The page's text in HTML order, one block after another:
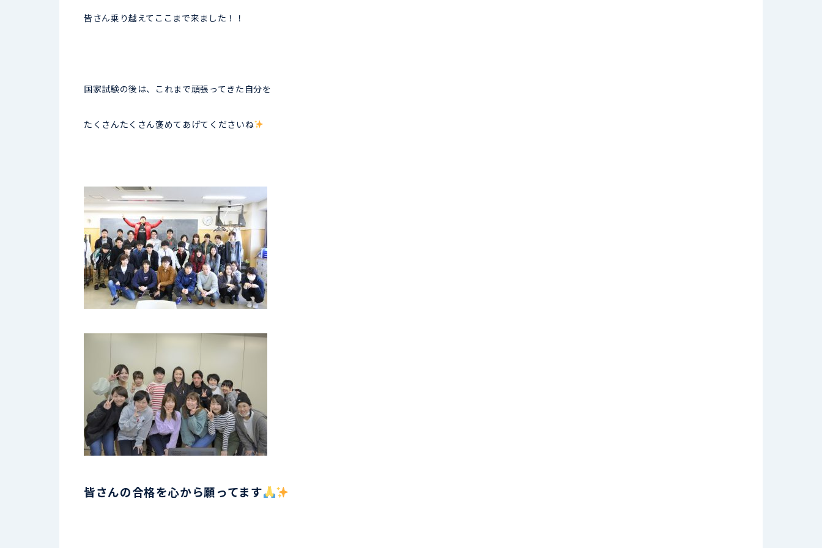
皆さん乗り越えてここまで来ました！！
国家試験の後は、これまで頑張ってきた自分を
たくさんたくさん褒めてあげてくださいね
皆さんの合格を心から願ってます